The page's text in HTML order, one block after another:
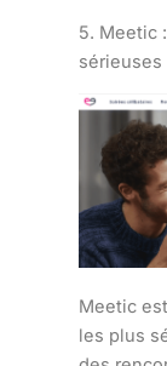
5. Meetic
sérieuses
Meetic
les plus